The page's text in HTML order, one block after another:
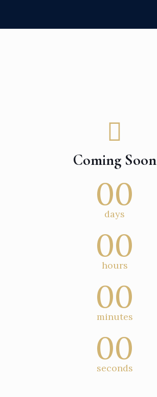
Coming Soon
00
days
00
hours
00
minutes
00
seconds